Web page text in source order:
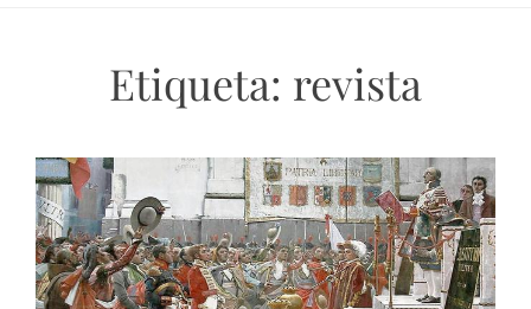
Etiqueta: revista